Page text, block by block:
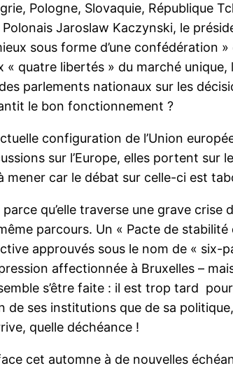
Pologne, Slovaquie, République
Jaroslaw Kaczynski, le
sous forme d’une confédération
quatre libertés » du marché
parlements nationaux sur les
le bon fonctionnement ?
configuration de l’Union
sur l’Europe, elles portent
mener car le débat sur celle-ci est
parce qu’elle traverse une grave
parcours. Un « Pacte de
approuvés sous le nom de « six-
affectionnée à Bruxelles –
s’être faite : il est trop tard
de ses institutions que de sa
quelle déchéance !
cet automne à de nouvelles